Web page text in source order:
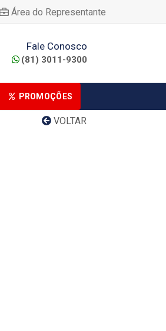
Área do Representante
Fale Conosco
(81) 3011-9300
PROMOÇÕES
VOLTAR